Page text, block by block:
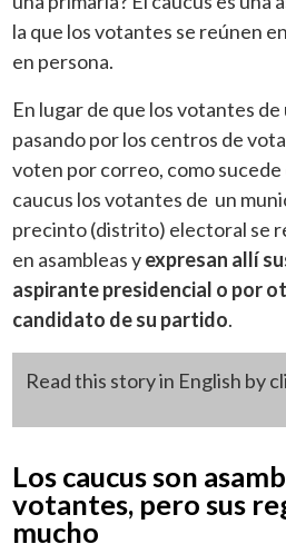
la que los votantes se reúnen
en persona.
En lugar de que los votantes
pasando por los centros de
voten por correo, como sucede
caucus los votantes de un
precinto (distrito) electoral se
en asambleas yexpresan allí
aspirante presidencial o por
candidato de su partido.
Read this story in English by
Los caucus son
votantes, pero sus
mucho